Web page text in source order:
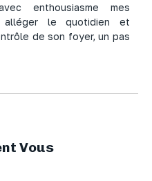
enthousiasme mes
alléger le quotidien et
de son foyer, un pas
Vous